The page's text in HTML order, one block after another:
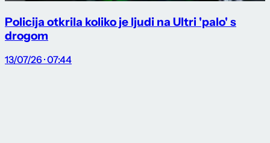
Policija otkrila koliko je ljudi na Ultri 'palo' s
drogom
13/07/26 · 07:44